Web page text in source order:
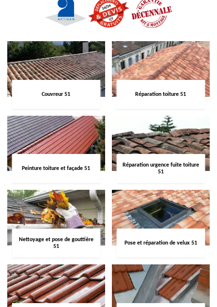
Couvreur 51 Réparation toiture 51
Peinture toiture et façade 51
Réparation urgence fuite toiture
51
Nettoyage et pose de gouttière
51
Pose et réparation de velux 51